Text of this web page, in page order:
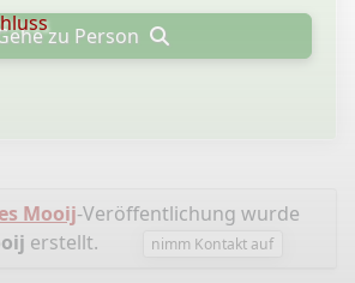
zu Person
Mooij-Veröffentlichung wurde
erstellt. nimm Kontakt auf